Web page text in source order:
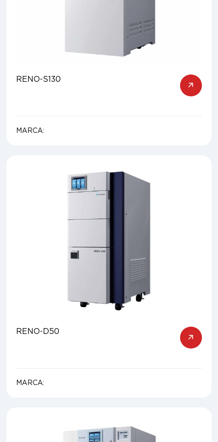
RENO-S130
MARCA:
RENO-D50
MARCA: